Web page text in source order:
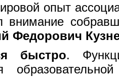
опыт
внимание
Федорович
быстро.